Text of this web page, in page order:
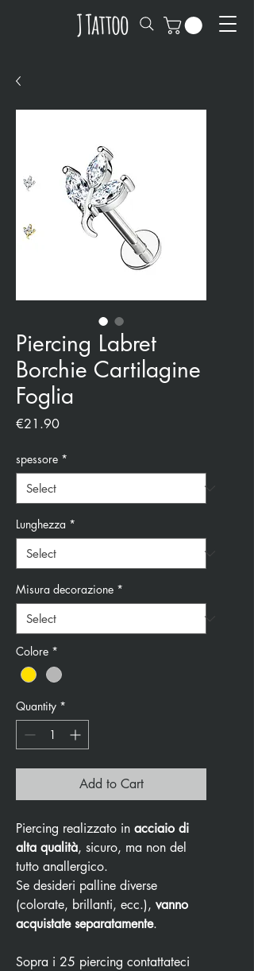
Piercing Labret
Borchie Cartilagine
Foglia
€21.90Price
spessore *
Lunghezza *
Misura decorazione *
Colore *
Quantity *
Add to Cart
Piercing realizzato in acciaio di
alta qualità, sicuro, ma non del
tutto anallergico.
Se desideri palline diverse
(colorate, brillanti, ecc.), vanno
acquistate separatamente.
Sopra i 25 piercing contattateci